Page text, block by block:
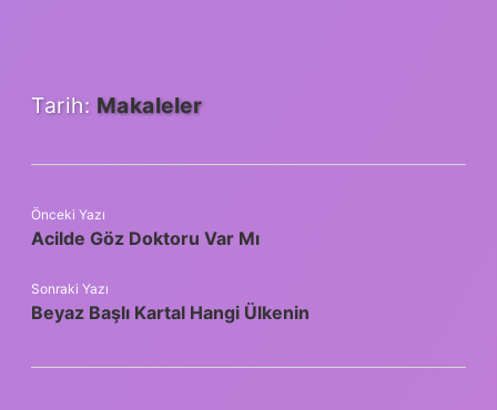
Tarih: Makaleler
Önceki Yazı
Acilde Göz Doktoru Var Mı
Sonraki Yazı
Beyaz Başlı Kartal Hangi Ülkenin